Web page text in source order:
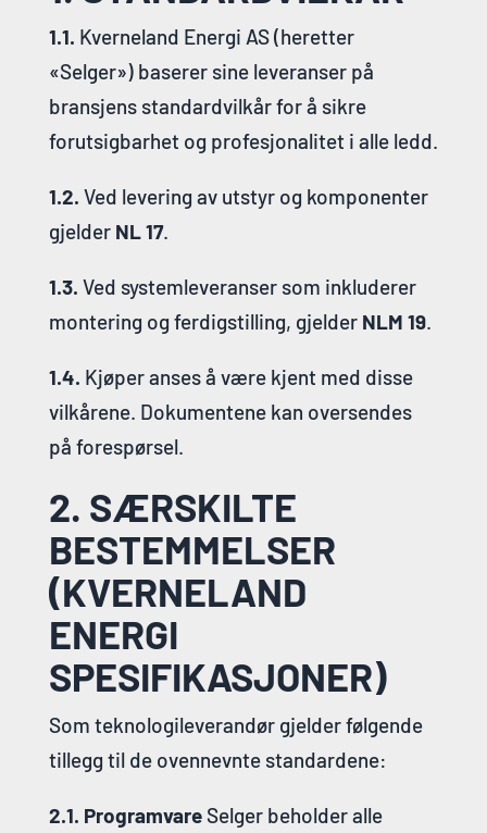
1.1. Kverneland Energi AS (heretter
«Selger») baserer sine leveranser på
bransjens standardvilkår for å sikre
forutsigbarhet og profesjonalitet i alle ledd.
1.2. Ved levering av utstyr og komponenter
gjelder NL 17.
1.3. Ved systemleveranser som inkluderer
montering og ferdigstilling, gjelder NLM 19.
1.4. Kjøper anses å være kjent med disse
vilkårene. Dokumentene kan oversendes
på forespørsel.
2. SÆRSKILTE
BESTEMMELSER
(KVERNELAND
ENERGI
SPESIFIKASJONER)
Som teknologileverandør gjelder følgende
tillegg til de ovennevnte standardene:
2.1. ProgramvareSelger beholder alle